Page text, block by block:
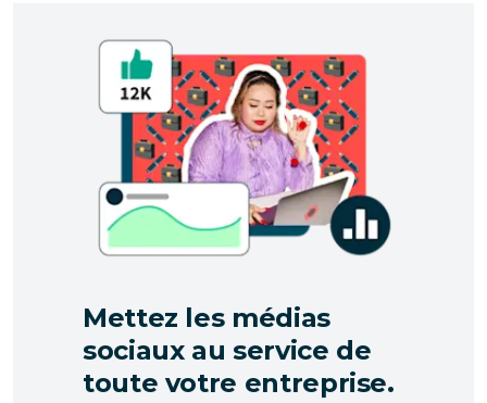
Mettez les médias
sociaux au service de
toute votre entreprise.